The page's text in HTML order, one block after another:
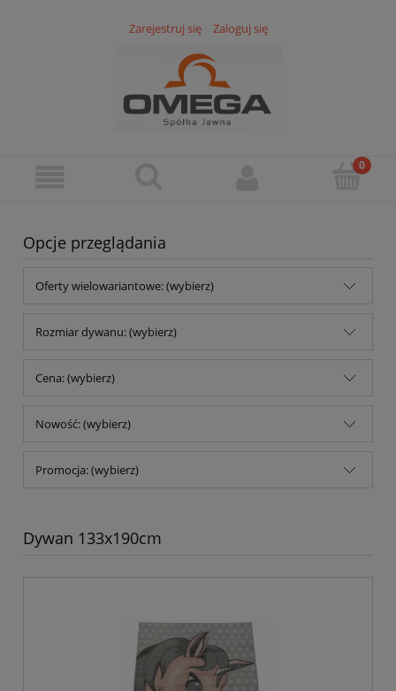
Zarejestruj się Zaloguj się
Opcje przeglądania
Oferty wielowariantowe: (wybierz)
Rozmiar dywanu: (wybierz)
Cena: (wybierz)
Nowość: (wybierz)
Promocja: (wybierz)
Dywan 133x190cm